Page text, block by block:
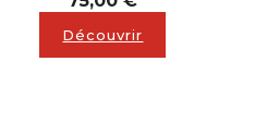
Découvrir